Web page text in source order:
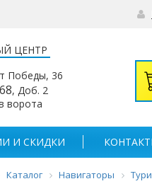
ЦЕНТР
Победы, 36
, Доб. 2
ворота
И СКИДКИ
Каталог Навигаторы